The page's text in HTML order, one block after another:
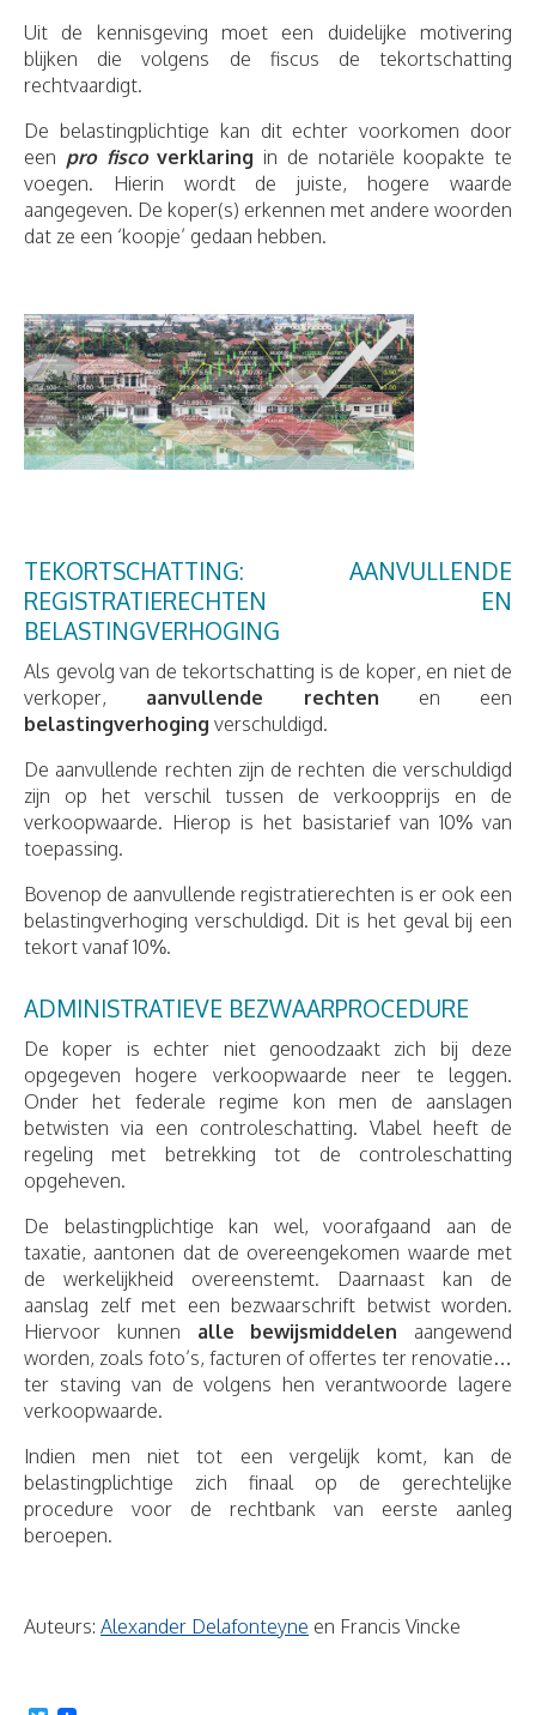
Uit de kennisgeving moet een duidelijke motivering
blijken die volgens de fiscus de tekortschatting
rechtvaardigt.
De belastingplichtige kan dit echter voorkomen door
een pro fiscoverklaring in de notariële koopakte te
voegen. Hierin wordt de juiste, hogere waarde
aangegeven. De koper(s) erkennen met andere woorden
dat ze een ‘koopje’ gedaan hebben.
TEKORTSCHATTING: AANVULLENDE
REGISTRATIERECHTEN EN
BELASTINGVERHOGING
Als gevolg van de tekortschatting is de koper, en niet de
verkoper, aanvullende rechten en een
belastingverhoging verschuldigd.
De aanvullende rechten zijn de rechten die verschuldigd
zijn op het verschil tussen de verkoopprijs en de
verkoopwaarde. Hierop is het basistarief van 10% van
toepassing.
Bovenop de aanvullende registratierechten is er ook een
belastingverhoging verschuldigd. Dit is het geval bij een
tekort vanaf 10%.
ADMINISTRATIEVE BEZWAARPROCEDURE
De koper is echter niet genoodzaakt zich bij deze
opgegeven hogere verkoopwaarde neer te leggen.
Onder het federale regime kon men de aanslagen
betwisten via een controleschatting. Vlabel heeft de
regeling met betrekking tot de controleschatting
opgeheven.
De belastingplichtige kan wel, voorafgaand aan de
taxatie, aantonen dat de overeengekomen waarde met
de werkelijkheid overeenstemt. Daarnaast kan de
aanslag zelf met een bezwaarschrift betwist worden.
Hiervoor kunnen alle bewijsmiddelen aangewend
worden, zoals foto’s, facturen of offertes ter renovatie…
ter staving van de volgens hen verantwoorde lagere
verkoopwaarde.
Indien men niet tot een vergelijk komt, kan de
belastingplichtige zich finaal op de gerechtelijke
procedure voor de rechtbank van eerste aanleg
beroepen.
Auteurs: Alexander Delafonteyne en Francis Vincke